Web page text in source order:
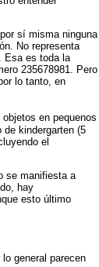
sí misma ninguna
No representa
Esa es toda la
235678981. Pero
lo tanto, en
en pequenos
de kindergarten (5
el
se manifiesta a
hay
esto último
general parecen